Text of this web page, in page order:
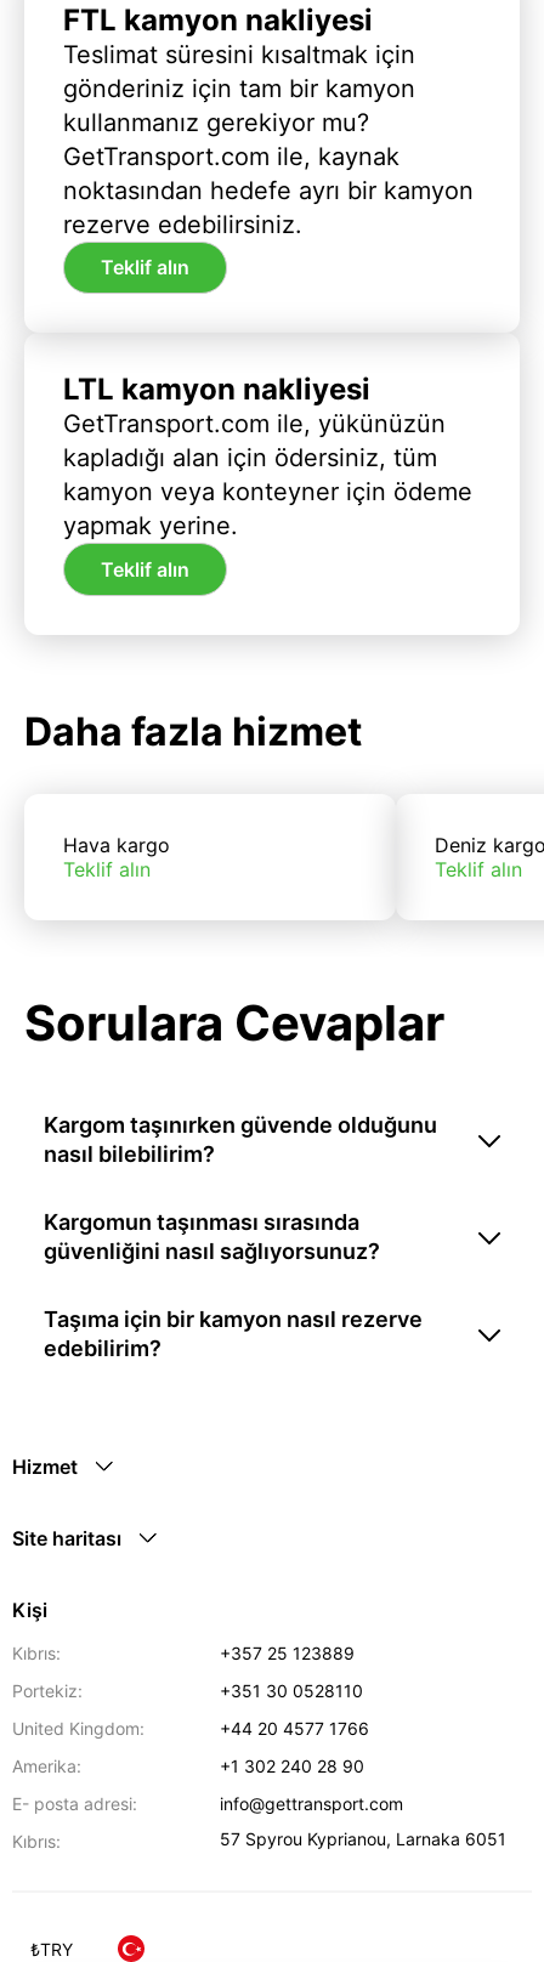
FTL kamyon nakliyesi
Teslimat süresini kısaltmak için
gönderiniz için tam bir kamyon
kullanmanız gerekiyor mu?
GetTransport.com ile, kaynak
noktasından hedefe ayrı bir kamyon
rezerve edebilirsiniz.
Teklif alın
LTL kamyon nakliyesi
GetTransport.com ile, yükünüzün
kapladığı alan için ödersiniz, tüm
kamyon veya konteyner için ödeme
yapmak yerine.
Teklif alın
Daha fazla hizmet
Hava kargo
Teklif alın
Deniz
Teklif alın
Sorulara Cevaplar
Kargom taşınırken güvende olduğunu
nasıl bilebilirim?
Kargomun taşınması sırasında
güvenliğini nasıl sağlıyorsunuz?
Taşıma için bir kamyon nasıl rezerve
edebilirim?
Hizmet
Site haritası
Kişi
Kıbrıs:
+357 25 123889
Portekiz:
+351 30 0528110
United Kingdom:
+44 20 4577 1766
Amerika:
+1 302 240 28 90
E- posta adresi:
info@gettransport.com
Kıbrıs:
57 Spyrou Kyprianou, Larnaka 6051
₺TRY